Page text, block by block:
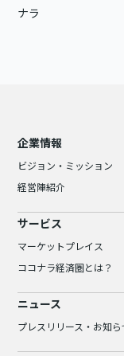
ナラ
企業情報
ビジョン・ミッション
経営陣紹介
サービス
マーケットプレイス
ココナラ経済圏とは？
ニュース
プレスリリース・お知ら